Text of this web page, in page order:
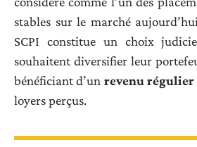
stables sur le marché
SCPI constitue un choix
souhaitent diversifier leur
bénéficiant d’un revenu régulier
loyers perçus.